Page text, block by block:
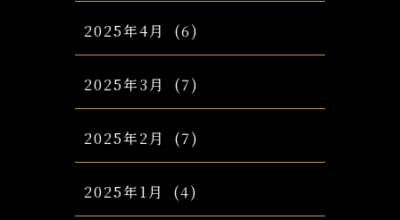
2025年4月 (6)
2025年3月 (7)
2025年2月 (7)
2025年1月 (4)